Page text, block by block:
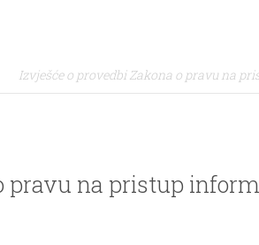
Izvješće o provedbi Zakona o pravu na
pravu na pristup